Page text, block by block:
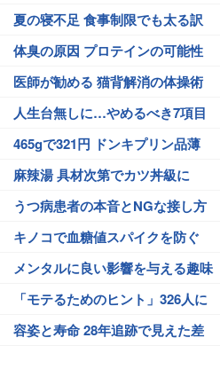
夏の寝不足 食事制限でも太る訳
体臭の原因 プロテインの可能性
医師が勧める 猫背解消の体操術
人生台無しに…やめるべき7項目
465gで321円 ドンキプリン品薄
麻辣湯 具材次第でカツ丼級に
うつ病患者の本音とNGな接し方
キノコで血糖値スパイクを防ぐ
メンタルに良い影響を与える趣味
「モテるためのヒント」326人に
容姿と寿命 28年追跡で見えた差